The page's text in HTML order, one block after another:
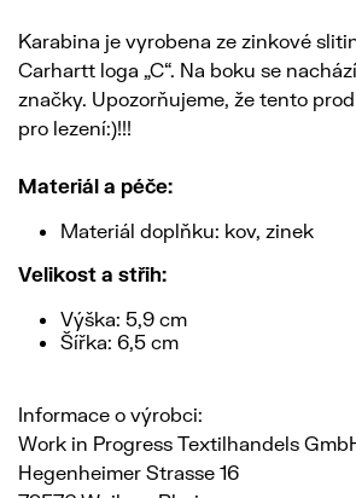
Karabina je vyrobena ze zinkové
Carhartt loga „C“. Na boku se
značky. Upozorňujeme, že tento
pro lezení:)!!!
Materiál a péče:
Materiál doplňku: kov, zinek
Velikost a střih:
Výška: 5,9 cm
Šířka: 6,5 cm
Informace o výrobci:
Work in Progress Textilhandels
Hegenheimer Strasse 16